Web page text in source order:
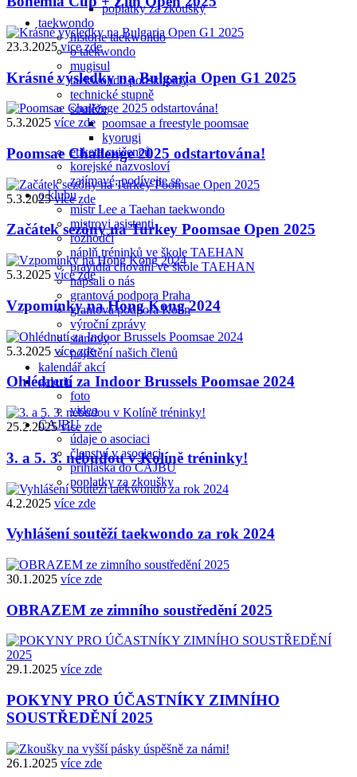
poplatky za zkoušky
taekwondo
historie taekwondo
o taekwondo
mugisul
taekwondo podskupiny
technické stupně
soutěže
poomsae a freestyle poomsae
kyorugi
etiketa cvičenců
korejské názvosloví
zajímavé, podívejte se
o klubu
mistr Lee a Taehan taekwondo
mistrovi asistenti
rozhodčí
náplň tréninků ve škole TAEHAN
pravidla chování ve škole TAEHAN
napsali o nás
grantová podpora Praha
grantová podpora Kolín
výroční zprávy
stanovy
pojištění našich členů
kalendář akcí
galerie
foto
video
ČAJBU
údaje o asociaci
členství v asociaci
přihláška do ČAJBU
poplatky za zkoušky
23.3.2025více zde
Krásné výsledky na Bulgaria Open G1 2025
5.3.2025 více zde
Poomsae Challenge 2025 odstartována!
5.3.2025více zde
Začátek sezóny na Turkey Poomsae Open 2025
5.3.2025 více zde
Vzpomínky na Hong Kong 2024
5.3.2025 více zde
Ohlédnutí za Indoor Brussels Poomsae 2024
25.2.2025více zde
3. a 5. 3. nebudou v Kolíně tréninky!
4.2.2025 více zde
Vyhlášení soutěží taekwondo za rok 2024
30.1.2025 více zde
OBRAZEM ze zimního soustředění 2025
29.1.2025 více zde
POKYNY PRO ÚČASTNÍKY ZIMNÍHO
SOUSTŘEDĚNÍ 2025
26.1.2025 více zde